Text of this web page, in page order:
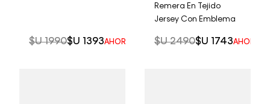
$U 1990$U 1393AHORRO DEL 30%
Remera En Tejido
Jersey Con Emblema
$U 2490$U 1743AHORRO